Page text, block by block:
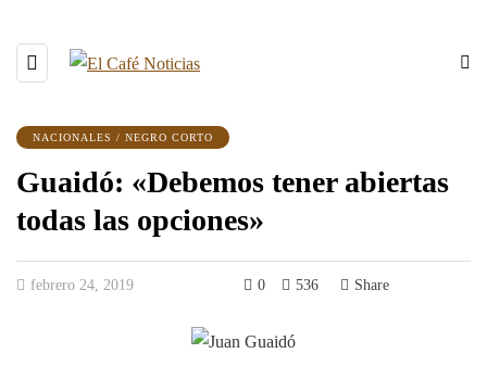
NACIONALES / NEGRO CORTO
Guaidó: «Debemos tener abiertas
todas las opciones»
febrero 24, 2019 0 536 Share